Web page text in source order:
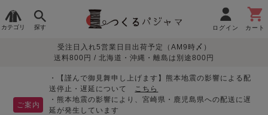
カテゴリ 探す ログイン カート
レディースパジャマ
生地で
さがす
目的別で
さがす
デザインで
さがす
受注日入れ5営業日目出荷予定（AM9時〆）
送料800円 / 北海道・沖縄・離島は別途800円
ご案内
・【謹んで御見舞申し上げます】熊本地震の影響による配
送停止・遅延について こちら
・熊本地震の影響により、宮崎県・鹿児島県への配送に遅
延が発生しています